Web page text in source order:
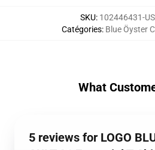
SKU: 102446431-
Catégories: Blue Öyster
What
5 reviews for LOGO